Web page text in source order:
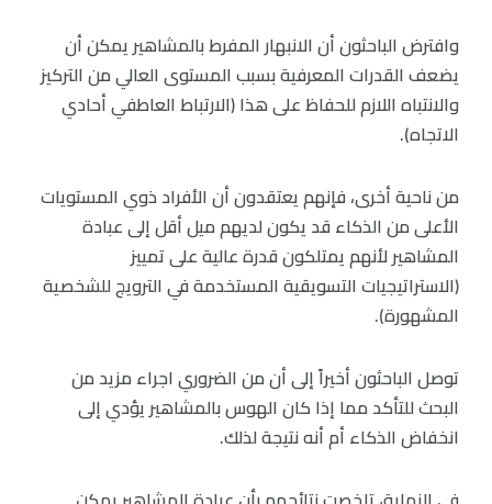
وافترض الباحثون أن الانبهار المفرط بالمشاهير يمكن أن
يضعف القدرات المعرفية بسبب المستوى العالي من التركيز
والانتباه اللازم للحفاظ على هذا (الارتباط العاطفي أحادي
الاتجاه).
من ناحية أخرى، فإنهم يعتقدون أن الأفراد ذوي المستويات
الأعلى من الذكاء قد يكون لديهم ميل أقل إلى عبادة
المشاهير لأنهم يمتلكون قدرة عالية على تمييز
(الاستراتيجيات التسويقية المستخدمة في الترويج للشخصية
المشهورة).
توصل الباحثون أخيراً إلى أن من الضروري اجراء مزيد من
البحث للتأكد مما إذا كان الهوس بالمشاهير يؤدي إلى
انخفاض الذكاء أم أنه نتيجة لذلك.